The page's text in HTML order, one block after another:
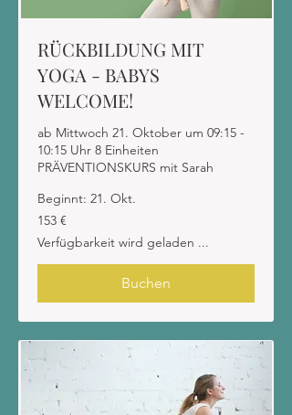
RÜCKBILDUNG MIT
YOGA - BABYS
WELCOME!
ab Mittwoch 21. Oktober um 09:15 -
10:15 Uhr 8 Einheiten
PRÄVENTIONSKURS mit Sarah
Beginnt: 21. Okt.
153
Euro
153 €
Verfügbarkeit wird geladen ...
Buchen